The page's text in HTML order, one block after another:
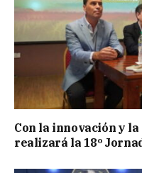
Con la innovación y
realizará la 18º